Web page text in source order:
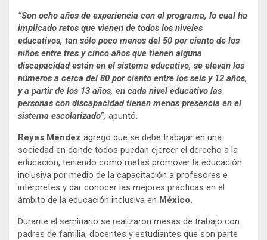
“Son ocho años de experiencia con el programa, lo cual ha
implicado retos que vienen de todos los niveles
educativos, tan sólo poco menos del 50 por ciento de los
niños entre tres y cinco años que tienen alguna
discapacidad están en el sistema educativo, se elevan los
números a cerca del 80 por ciento entre los seis y 12 años,
y a partir de los 13 años, en cada nivel educativo las
personas con discapacidad tienen menos presencia en el
sistema escolarizado”, apuntó.
Reyes Méndez agregó que se debe trabajar en una
sociedad en donde todos puedan ejercer el derecho a la
educación, teniendo como metas promover la educación
inclusiva por medio de la capacitación a profesores e
intérpretes y dar conocer las mejores prácticas en el
ámbito de la educación inclusiva en México.
Durante el seminario se realizaron mesas de trabajo con
padres de familia, docentes y estudiantes que son parte